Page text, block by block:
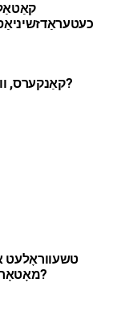
קאַנקערס, וואָס איז דאָס פיר אותיות זענען?
טשעווראָלעט
מאָטאָר - שטאַרק. מיניוואַן אָדער סווו?